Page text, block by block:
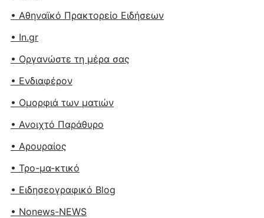
• Αθηναϊκό Πρακτορείο Ειδήσεων
• In.gr
• Οργανώστε τη μέρα σας
• Ενδιαφέρον
• Ομορφιά των ματιών
• Ανοιχτό Παράθυρο
• Αρουραίος
• Τρο-μα-κτικό
• Ειδησεογραφικό Blog
• Nonews-NEWS